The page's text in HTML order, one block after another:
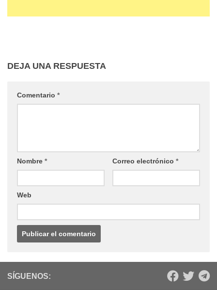
DEJA UNA RESPUESTA
Comentario *
Nombre * Correo electrónico *
Web
SÍGUENOS: